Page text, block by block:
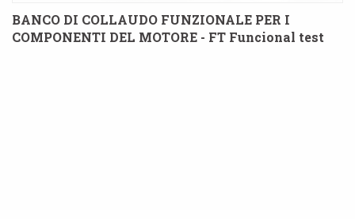
BANCO DI COLLAUDO FUNZIONALE PER I
COMPONENTI DEL MOTORE - FT Funcional test